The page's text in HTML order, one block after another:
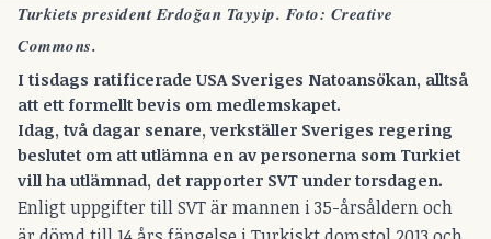
Turkiets president Erdoğan Tayyip. Foto: Creative
Commons.
I tisdags ratificerade USA Sveriges Natoansökan, alltså
att ett formellt bevis om medlemskapet.
Idag, två dagar senare, verkställer Sveriges regering
beslutet om att utlämna en av personerna som Turkiet
vill ha utlämnad, det rapporter SVT under torsdagen.
Enligt uppgifter till SVT är mannen i 35-årsåldern och